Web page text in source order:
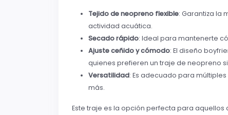
Tejido de neopreno flexible: Garantiza la
actividad acuática.
Secado rápido: Ideal para mantenerte
Ajuste ceñido y cómodo: El diseño
quienes prefieren un traje de neopreno
Versatilidad: Es adecuado para
más.
Este traje es la opción perfecta para